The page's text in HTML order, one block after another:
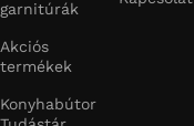
garnitúrák
Akciós
termékek
Konyhabútor